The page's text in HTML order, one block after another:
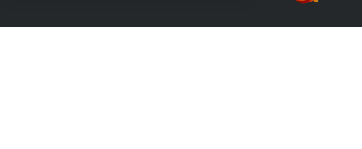
Suscríbete a nuestro
Secciones